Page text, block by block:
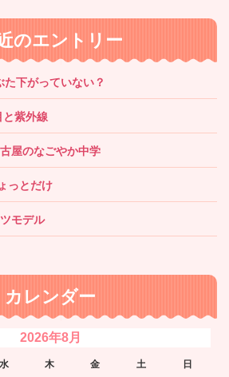
のエントリー
下がっていない？
目と紫外線
のなごやか中学
っとだけ
モデル
カレンダー
2026年8月
水 木 金 土 日